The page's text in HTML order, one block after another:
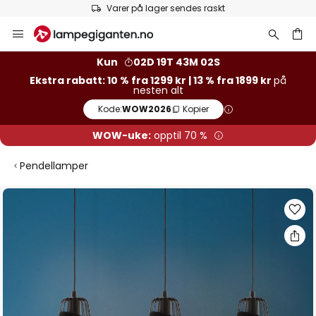
Varer på lager sendes raskt
Hopp
til
Kun
02D 19T 43M 02S
Ekstra rabatt: 10 % fra 1299 kr | 13 % fra 1899 kr på
nesten alt
Kode:WOW2026 Kopier
WOW-uke: opptil 70 %
Pendellamper
Gå